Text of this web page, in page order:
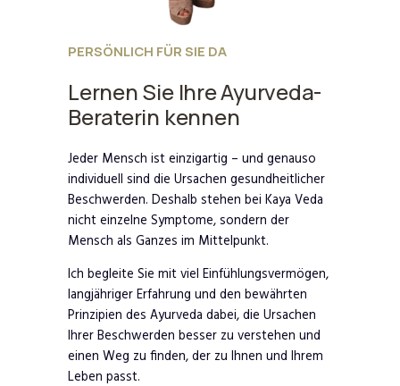
PERSÖNLICH FÜR SIE DA
Lernen Sie Ihre Ayurveda-
Beraterin kennen
Jeder Mensch ist einzigartig – und genauso
individuell sind die Ursachen gesundheitlicher
Beschwerden. Deshalb stehen bei Kaya Veda
nicht einzelne Symptome, sondern der
Mensch als Ganzes im Mittelpunkt.
Ich begleite Sie mit viel Einfühlungsvermögen,
langjähriger Erfahrung und den bewährten
Prinzipien des Ayurveda dabei, die Ursachen
Ihrer Beschwerden besser zu verstehen und
einen Weg zu finden, der zu Ihnen und Ihrem
Leben passt.